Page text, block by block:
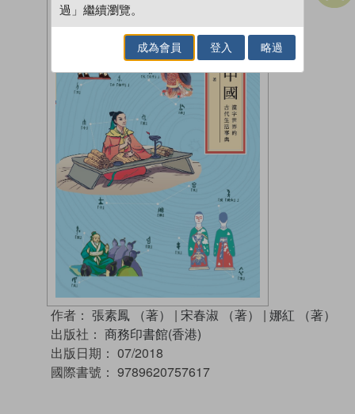
作者： 張素鳳 （著） | 宋春淑 （著） | 娜紅 （著）
出版社： 商務印書館(香港)
出版日期： 07/2018
國際書號： 9789620757617
過」繼續瀏覽。
成為會員 登入 略過